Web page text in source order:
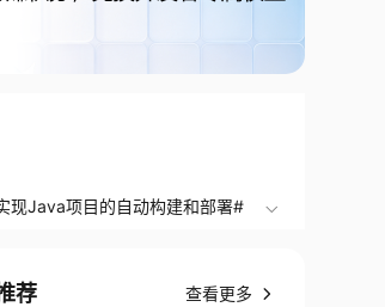
现Java项目的自动构建和部署#
荐 查看更多